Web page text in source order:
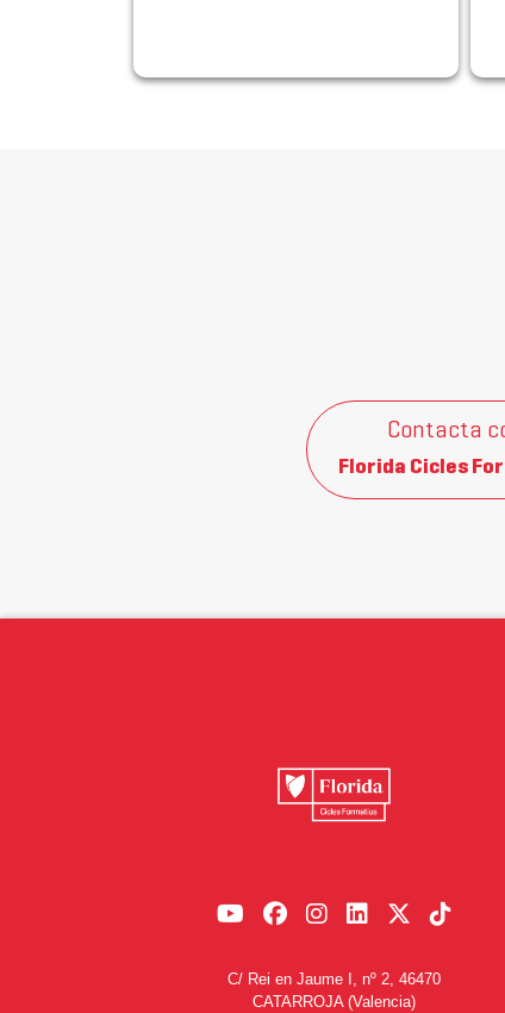
Contacta
Florida Cicles
C/ Rei en Jaume I, nº 2, 46470
CATARROJA (Valencia)